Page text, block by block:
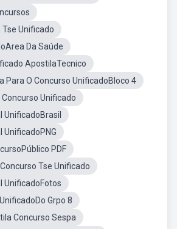
Unificado
Da Saúde
ApostilaTecnico
Para O Concurso UnificadoBloco 4
Unificado
UnificadoBrasil
UnificadoPNG
PDF
Tse Unificado
UnificadoFotos
Grpo 8
Concurso Sespa